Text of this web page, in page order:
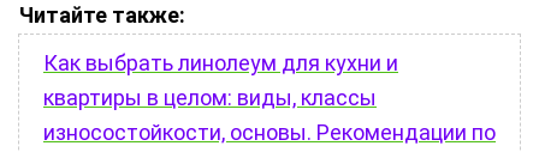
Читайте также:
Как выбрать линолеум для кухни и
квартиры в целом: виды, классы
износостойкости, основы. Рекомендации по